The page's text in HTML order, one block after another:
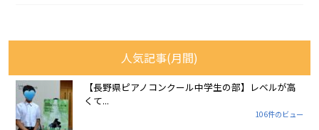
人気記事(月間)
【長野県ピアノコンクール中学生の部】レベルが高
くて...
106件のビュー